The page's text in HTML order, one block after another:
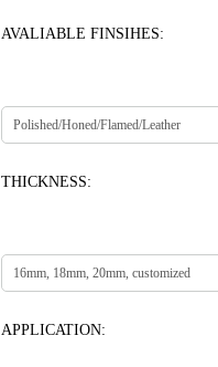
AVALIABLE FINSIHES:
THICKNESS:
APPLICATION: